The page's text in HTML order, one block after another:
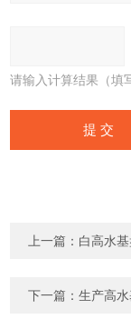
请输入计算结果（填
上一篇： 白高水
下一篇：生产高